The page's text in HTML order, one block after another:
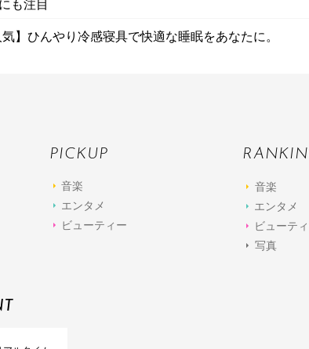
も注目
気】ひんやり冷感寝具で快適な睡眠をあなたに。
PICKUP
音楽
エンタメ
ビューティー
音楽
エンタメ
ビューテ
写真